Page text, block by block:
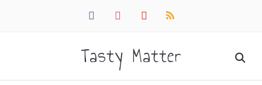
facebookinstagrampinterestrss
Tasty Matter